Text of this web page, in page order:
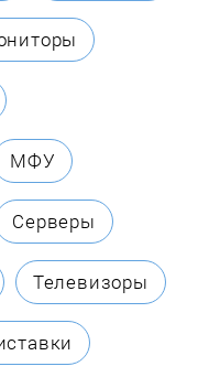
МФУ
Серверы
Телевизоры